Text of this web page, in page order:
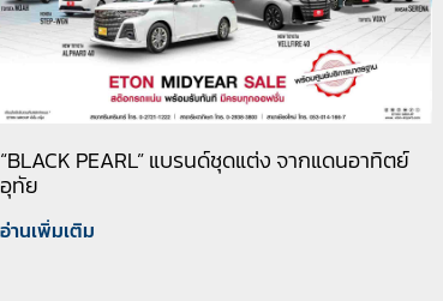
“BLACK PEARL” แบรนด์ชุดแต่ง จากแดนอาทิตย์
อุทัย
อ่านเพิ่มเติม